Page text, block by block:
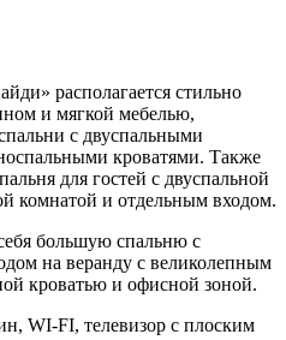
располагается стильно
и мягкой мебелью,
с двуспальными
кроватями. Также
для гостей с двуспальной
комнатой и отдельным входом.
большую спальню с
на веранду с великолепным
кроватью и офисной зоной.
WI-FI, телевизор с плоским